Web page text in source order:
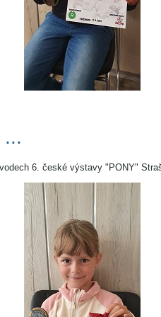
6. české výstavy "PONY"